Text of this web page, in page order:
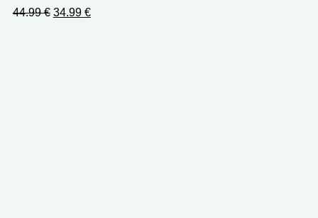
44.99€ Ursprünglicher
34.99 €Aktueller